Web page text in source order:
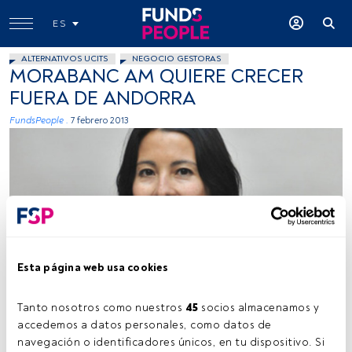
Esta página web usa cookies
Tanto nosotros como nuestros 45 socios almacenamos y
accedemos a datos personales, como datos de
navegación o identificadores únicos, en tu dispositivo. Si
ES
ALTERNATIVOS UCITS NEGOCIO GESTORAS
MORABANC AM QUIERE CRECER
FUERA DE ANDORRA
FundsPeople . 7 febrero 2013
Cedida
Tiempo lectura: 2 min.